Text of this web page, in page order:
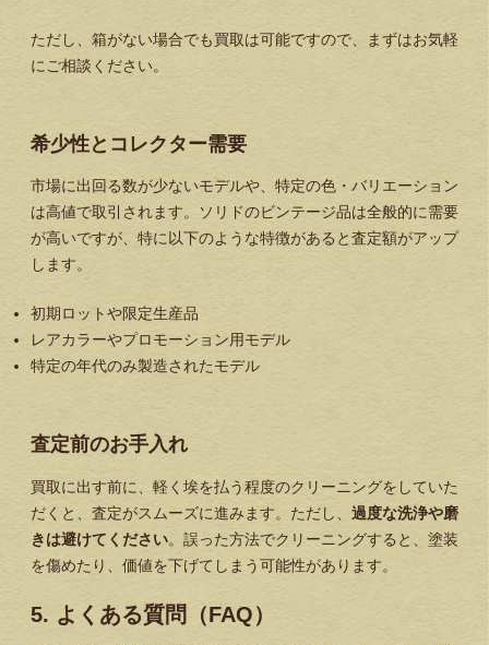
ただし、箱がない場合でも買取は可能ですので、まずはお気軽
にご相談ください。
希少性とコレクター需要
市場に出回る数が少ないモデルや、特定の色・バリエーション
は高値で取引されます。ソリドのビンテージ品は全般的に需要
が高いですが、特に以下のような特徴があると査定額がアップ
します。
初期ロットや限定生産品
レアカラーやプロモーション用モデル
特定の年代のみ製造されたモデル
査定前のお手入れ
買取に出す前に、軽く埃を払う程度のクリーニングをしていた
だくと、査定がスムーズに進みます。ただし、 過度な洗浄や磨
きは避けてください。誤った方法でクリーニングすると、塗装
を傷めたり、価値を下げてしまう可能性があります。
5. よくある質問（FAQ）